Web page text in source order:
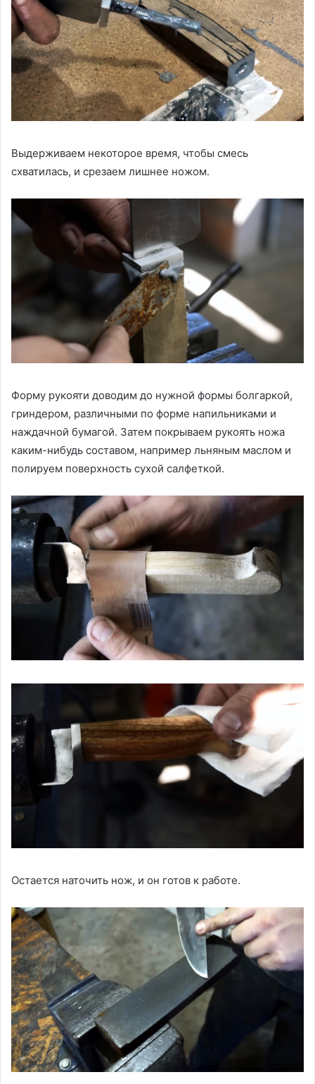
Выдерживаем некоторое время, чтобы смесь
схватилась, и срезаем лишнее ножом.
Форму рукояти доводим до нужной формы болгаркой,
гриндером, различными по форме напильниками и
наждачной бумагой. Затем покрываем рукоять ножа
каким-нибудь составом, например льняным маслом и
полируем поверхность сухой салфеткой.
Остается наточить нож, и он готов к работе.